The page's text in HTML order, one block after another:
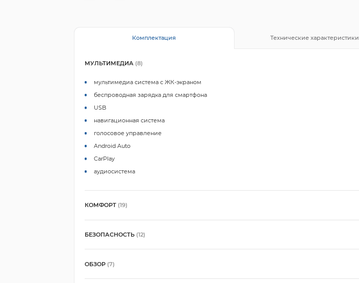
Комплектация Технические характеристики
МУЛЬТИМЕДИА (8)
мультимедиа система с ЖК-экраном
беспроводная зарядка для смартфона
USB
навигационная система
голосовое управление
Android Auto
CarPlay
аудиосистема
КОМФОРТ (19)
БЕЗОПАСНОСТЬ (12)
ОБЗОР (7)